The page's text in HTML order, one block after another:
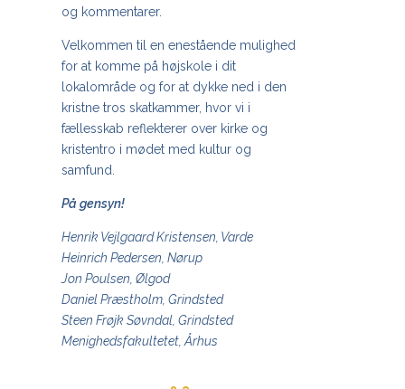
og kommentarer.
Velkommen til en enestående mulighed
for at komme på højskole i dit
lokalområde og for at dykke ned i den
kristne tros skatkammer, hvor vi i
fællesskab reflekterer over kirke og
kristentro i mødet med kultur og
samfund.
På gensyn!
Henrik Vejlgaard Kristensen, Varde
Heinrich Pedersen, Nørup
Jon Poulsen, Ølgod
Daniel Præstholm, Grindsted
Steen Frøjk Søvndal, Grindsted
Menighedsfakultetet, Århus